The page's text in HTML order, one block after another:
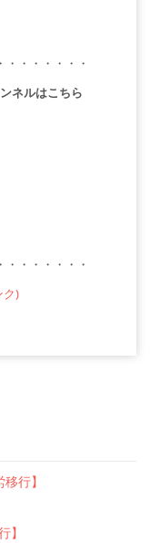
・・・・・・
ネルはこちら
・・・・・・
ク)
行】
】